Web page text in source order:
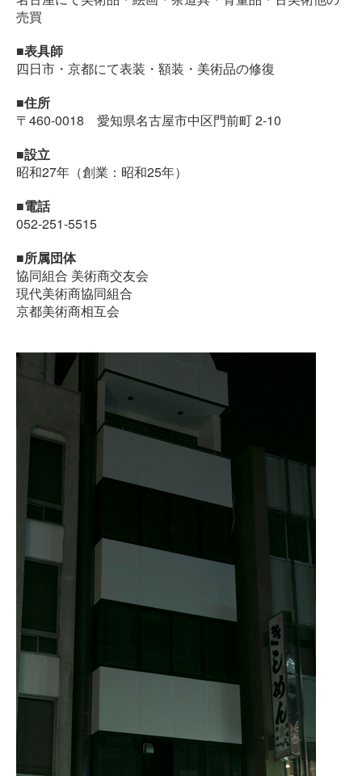
売買
■表具師
四日市・京都にて表装・額装・美術品の修復
■住所
〒460-0018 愛知県名古屋市中区門前町 2-10
■設立
昭和27年（創業：昭和25年）
■電話
052-251-5515
■所属団体
協同組合 美術商交友会
現代美術商協同組合
京都美術商相互会